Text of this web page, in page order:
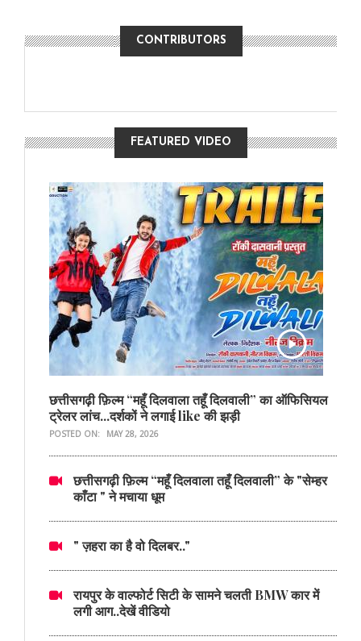
CONTRIBUTORS
FEATURED VIDEO
छत्तीसगढ़ी फ़िल्म “महूँ दिलवाला तहूँ दिलवाली” का ऑफिसियल
ट्रेलर लांच...दर्शकों ने लगाई like की झड़ी
POSTED ON: MAY 28, 2026
छत्तीसगढ़ी फ़िल्म “महूँ दिलवाला तहूँ दिलवाली” के "सेम्हर
काँटा " ने मचाया धूम
" ज़हरा का है वो दिलबर.."
रायपुर के वाल्फोर्ट सिटी के सामने चलती BMW कार में
लगी आग..देखें वीडियो